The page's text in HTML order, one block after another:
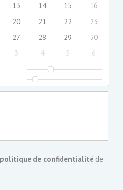
13 14 15
16
20 21 22
23
27 28 29
30
3 4 5 6
politique de confidentialité de